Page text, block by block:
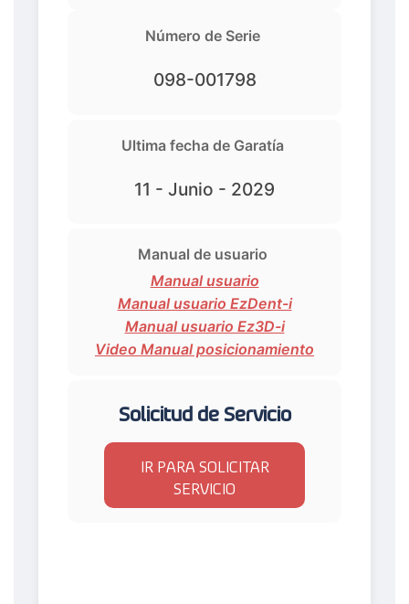
Número de Serie
098-001798
Ultima fecha de Garatía
11 - Junio - 2029
Manual de usuario
Manual usuario
Manual usuario EzDent-i
Manual usuario Ez3D-i
Video Manual posicionamiento
Solicitud de Servicio
IR PARA SOLICITAR
SERVICIO